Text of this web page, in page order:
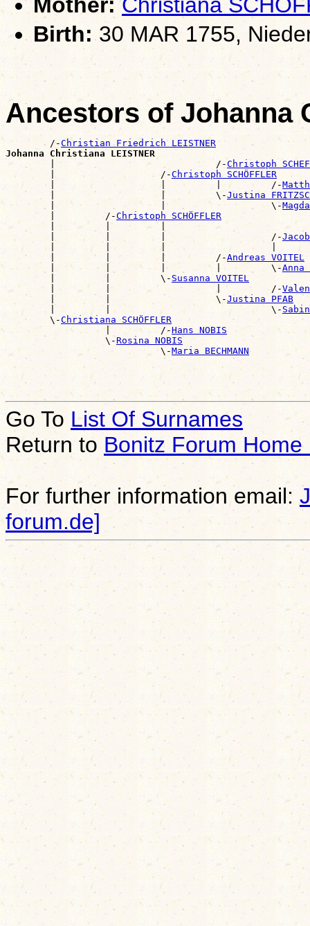
Mother: Christiana
Birth:30 MAR 1755,
Ancestors of Johanna
        /-
Christian Friedrich LEISTNER
Johanna Christiana LEISTNER
|                             /-Christoph
        |                   /-
Christoph SCHÖFFLER
        |                   |         |         /-
        |                   |         \-
Justina
        |                   |                   \-
        |         /-
Christoph SCHÖFFLER
|         |         |
        |         |         |                   /-
|         |         |                   |
        |         |         |         /-
Andreas VOITEL
        |         |         |         |         \-
Anna
        |         |         \-
Susanna VOITEL
        |         |                   |         /-
        |         |                   \-
Justina PFAB
        |         |                             \-
        \-
Christiana SCHÖFFLER
                  |         /-
Hans NOBIS
                  \-
Rosina NOBIS
                            \-
Maria BECHMANN
Go To List Of Surnames
Return to Bonitz Forum Home
For further information email:
forum.de]